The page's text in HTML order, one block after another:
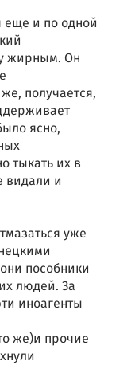
еще и по одной
жирным. Он
получается,
ясно,
тыкать их в
видали и
уже
пособники
людей. За
иноагенты
же)и прочие